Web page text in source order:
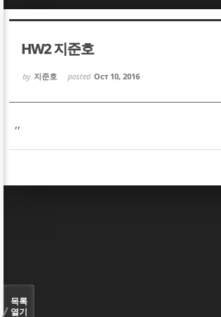
HW2 지준호
by 지준호 posted Oct 10, 2016
,,
목록
열기
Sketchbook5, 스케치북5
Sketchbook5, 스케치
Sketchbook5, 스케치북5
Sketchbook5, 스케치